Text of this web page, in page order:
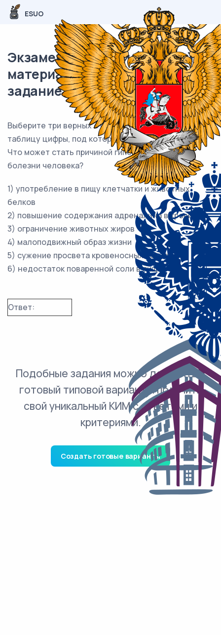
ESUO
Экзаменационный (типовой)
материал ОГЭ / Биология / 17
задание (24) / 54
Выберите три верных ответа из шести и запишите в
таблицу цифры, под которыми они указаны.
Что может стать причиной гипертонической
болезни человека?
1) употребление в пищу клетчатки и животных
белков
2) повышение содержания адреналина в крови
3) ограничение животных жиров
4) малоподвижный образ жизни
5) сужение просвета кровеносных сосудов
6) недостаток поваренной соли в пище
Ответ:
Подобные задания можно добавить в
готовый типовой вариант и получить
свой уникальный КИМ с ответами и
критериями.
Создать готовые варианты